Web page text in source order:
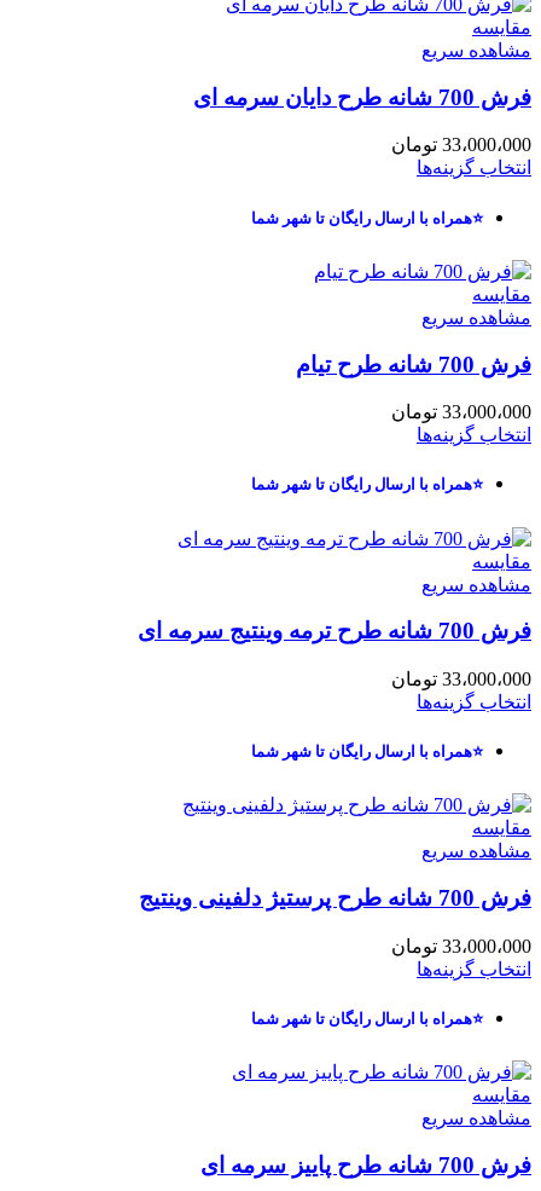
مقایسه
مشاهده سریع
فرش 700 شانه طرح دایان سرمه ای
33،000،000 تومان
انتخاب گزینه‌ها
⭐همراه با ارسال رایگان تا شهر شما
مقایسه
مشاهده سریع
فرش 700 شانه طرح تیام
33،000،000 تومان
انتخاب گزینه‌ها
⭐همراه با ارسال رایگان تا شهر شما
مقایسه
مشاهده سریع
فرش 700 شانه طرح ترمه وینتیج سرمه ای
33،000،000 تومان
انتخاب گزینه‌ها
⭐همراه با ارسال رایگان تا شهر شما
مقایسه
مشاهده سریع
فرش 700 شانه طرح پرستیژ دلفینی وینتیج
33،000،000 تومان
انتخاب گزینه‌ها
⭐همراه با ارسال رایگان تا شهر شما
مقایسه
مشاهده سریع
فرش 700 شانه طرح پاییز سرمه ای